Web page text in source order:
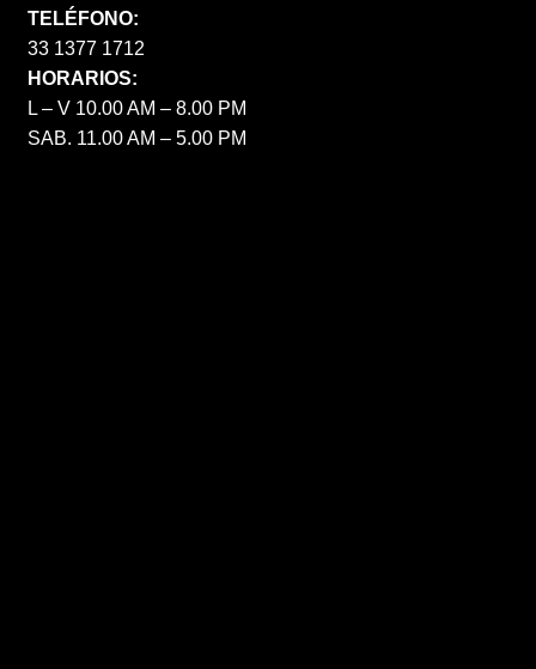
TELÉFONO:
33 1377 1712
HORARIOS:
L – V 10.00 AM – 8.00 PM
SAB. 11.00 AM – 5.00 PM